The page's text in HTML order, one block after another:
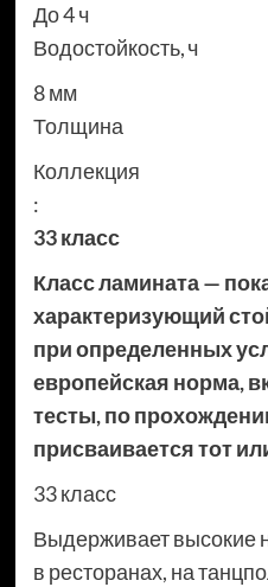
До 4 ч
Водостойкость, ч
8 мм
Толщина
Коллекция
:
33 класс
Класс ламината —
характеризующий
при определенных
европейская норма,
тесты, по
присваивается тот
33 класс
Выдерживает высокие
в ресторанах, на